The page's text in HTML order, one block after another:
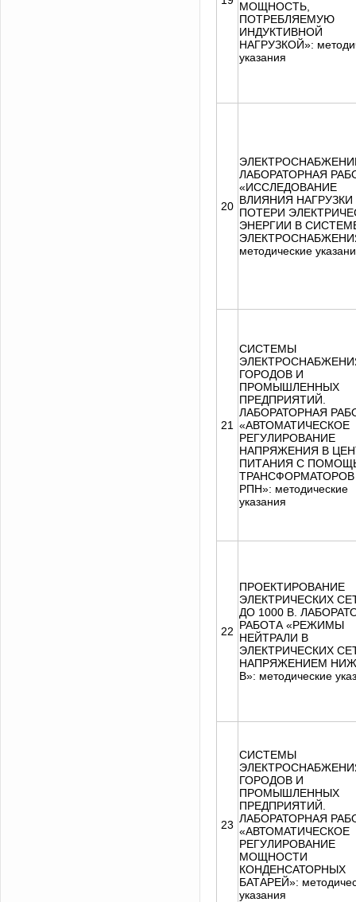
МОЩНОСТЬ,
ПОТРЕБЛЯЕМУЮ
ИНДУКТИВНОЙ
НАГРУЗКОЙ»:
указания
20
ЛАБОРАТОРНАЯ
«ИССЛЕДОВАНИЕ
ВЛИЯНИЯ НАГРУЗКИ
ПОТЕРИ
ЭНЕРГИИ В
методические
21
СИСТЕМЫ
ГОРОДОВ И
ПРОМЫШЛЕННЫХ
ПРЕДПРИЯТИЙ.
ЛАБОРАТОРНАЯ
«АВТОМАТИЧЕСКОЕ
РЕГУЛИРОВАНИЕ
НАПРЯЖЕНИЯ В
ПИТАНИЯ С
РПН»: методические
указания
22
ПРОЕКТИРОВАНИЕ
ЭЛЕКТРИЧЕСКИХ
ДО 1000 В.
РАБОТА «РЕЖИМЫ
НЕЙТРАЛИ В
ЭЛЕКТРИЧЕСКИХ
НАПРЯЖЕНИЕМ
В»: методические
23
СИСТЕМЫ
ГОРОДОВ И
ПРОМЫШЛЕННЫХ
ПРЕДПРИЯТИЙ.
ЛАБОРАТОРНАЯ
«АВТОМАТИЧЕСКОЕ
РЕГУЛИРОВАНИЕ
МОЩНОСТИ
КОНДЕНСАТОРНЫХ
БАТАРЕЙ»:
указания